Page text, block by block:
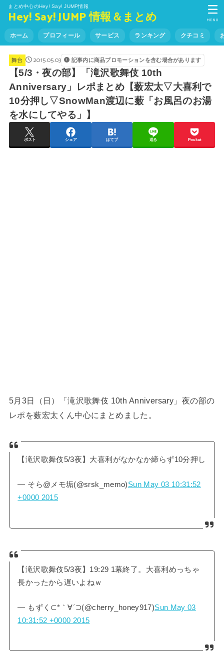
まとめ中心のHey! Say! JUMP情報
Hey! Say! JUMP 情報＆まとめ
ホーム プロフィール サービス ランキング クチコミ
MENU
舞台 2015.05.03 記事内に商品プロモーションを含む場合があります
【5/3・夜の部】「滝沢歌舞伎 10th
Anniversary」レポまとめ【薮宏太▽大喜利で
10分押し▽SnowMan渡辺に薮「お風呂のお湯
を水にしてやる」】
ポスト シェア はてブ 送る Pocket
5月3日（日）「滝沢歌舞伎 10th Anniversary」夜の部の
レポを薮宏太くん中心にまとめました。
【滝沢歌舞伎5/3夜】大喜利がなかなか締らず10分押し
— そら@メモ垢(@srsk_memo)Sun May 03 10:31:52
+0000 2015
【滝沢歌舞伎5/3夜】19:29 1幕終了。大喜利めっちゃ
長かったから遅いよねｗ
— もずく⊂*｀∀´⊃(@cherry_honey917)Sun May 03
10:31:52 +0000 2015